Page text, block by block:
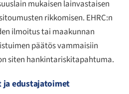
mukaisen lainvastaisen
rikkomisen. EHRC:n
ilmoitus tai maakunnan
päätös vammaisiin
siten hankintariskitapahtuma.
ja edustajatoimet